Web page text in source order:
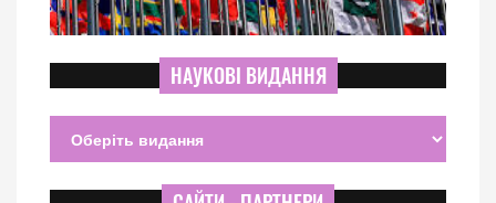
НАУКОВІ ВИДАННЯ